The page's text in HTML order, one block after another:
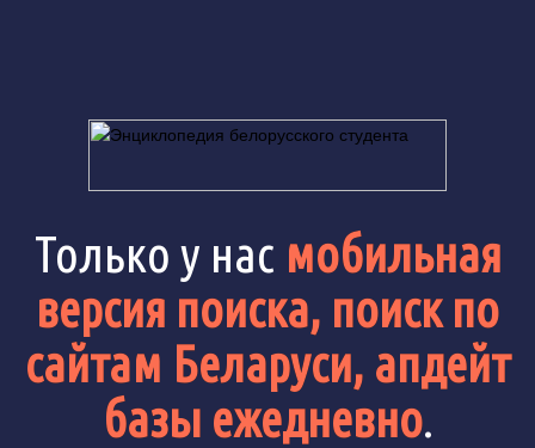
Только у нас мобильная
версия поиска, поиск по
сайтам Беларуси, апдейт
базы ежедневно.